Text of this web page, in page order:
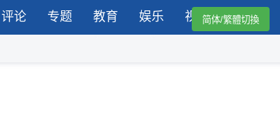
评论 专题 教育 娱乐 视频简体/繁體切換